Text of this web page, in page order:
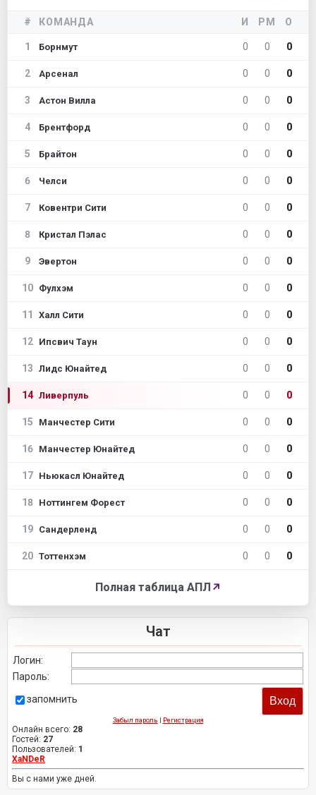
# КОМАНДА И РМ О
1 Борнмут 0 0 0
2 Арсенал 0 0 0
3 Астон Вилла 0 0 0
4 Брентфорд 0 0 0
5 Брайтон 0 0 0
6 Челси 0 0 0
7 Ковентри Сити 0 0 0
8 Кристал Пэлас 0 0 0
9 Эвертон 0 0 0
10 Фулхэм 0 0 0
11 Халл Сити 0 0 0
12 Ипсвич Таун 0 0 0
13 Лидс Юнайтед 0 0 0
14 Ливерпуль 0 0 0
15 Манчестер Сити 0 0 0
16 Манчестер Юнайтед 0 0 0
17 Ньюкасл Юнайтед 0 0 0
18 Ноттингем Форест 0 0 0
19 Сандерленд 0 0 0
20 Тоттенхэм 0 0 0
Полная таблица АПЛ ↗
Чат
Логин:
Пароль:
запомнить
Забыл пароль | Регистрация
Онлайн всего: 28
Гостей: 27
Пользователей: 1
XaNDeR
Вы с нами уже дней.